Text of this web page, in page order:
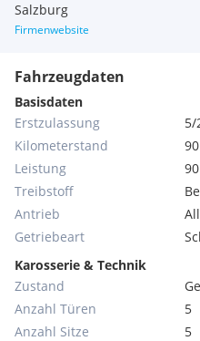
Salzburg
Firmenwebsite
Fahrzeugdaten
Basisdaten
Erstzulassung
5/
Kilometerstand
Leistung
Treibstoff
Antrieb
Getriebeart
Karosserie & Technik
Zustand
Anzahl Türen
5
Anzahl Sitze
5